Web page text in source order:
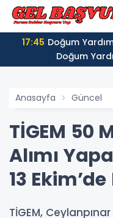
17:45
Doğum
Anasayfa Güncel
TİGEM 50
Alımı
13
TİGEM,